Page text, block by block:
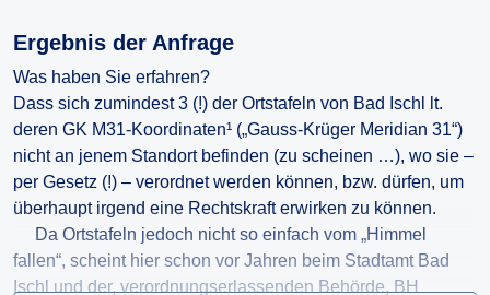
StVO 1960 rechtlich zulässig sein, wo die, in südliche
Richtung verlaufende, Engleitenstraße doch nur durch
gänzlich unverbautes (!) Gebiet führt und ein Gebiet –
zumindest in Tirol*** – doch nur dann als verbaut
angesehen werden darf, wenn die örtliche
Zusammengehörigkeit mehrerer Bauwerke leicht erkennbar
ist.
___
https://maps.doris.at/?x=20908&y=28…
**http://www.meinbezirk.at/resources/medi…
Ergebnis der Anfrage
Was haben Sie erfahren?
Dass sich zumindest 3 (!) der Ortstafeln von Bad Ischl lt.
deren GK M31-Koordinaten¹ („Gauss-Krüger Meridian 31“)
nicht an jenem Standort befinden (zu scheinen …), wo sie –
per Gesetz (!) – verordnet werden können, bzw. dürfen, um
überhaupt irgend eine Rechtskraft erwirken zu können.
Da Ortstafeln jedoch nicht so einfach vom „Himmel
fallen“, scheint hier schon vor Jahren beim Stadtamt Bad
Ischl und der, verordnungserlassenden Behörde, BH